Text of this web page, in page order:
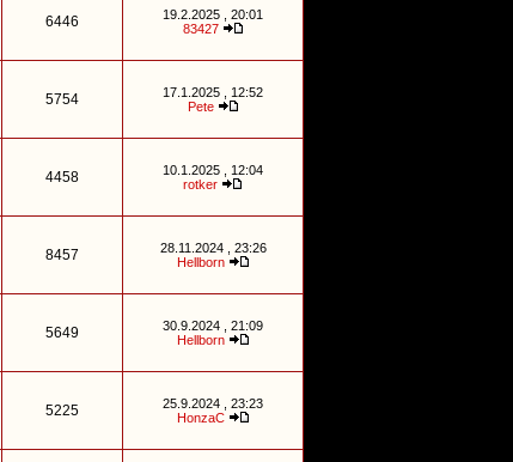
6446
19.2.2025 , 20:01
83427
5754
17.1.2025 , 12:52
Pete
4458
10.1.2025 , 12:04
rotker
8457
28.11.2024 , 23:26
Hellborn
5649
30.9.2024 , 21:09
Hellborn
5225
25.9.2024 , 23:23
HonzaC